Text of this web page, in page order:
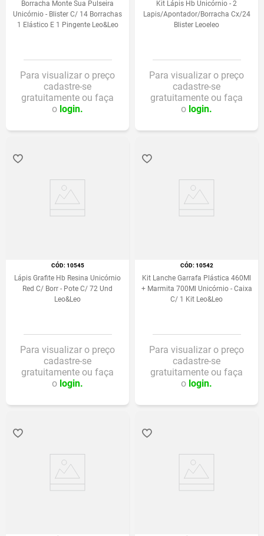
Borracha Monte Sua Pulseira
Unicórnio - Blister C/ 14 Borrachas
1 Elástico E 1 Pingente Leo&Leo
Para visualizar o preço
cadastre-se
gratuitamente ou faça
o login.
Kit Lápis Hb Unicórnio - 2
Lapis/Apontador/Borracha Cx/24
Blister Leoeleo
Para visualizar o preço
cadastre-se
gratuitamente ou faça
o login.
:10545
Lápis Grafite Hb Resina Unicórnio
Red C/ Borr - Pote C/ 72 Und
Leo&Leo
Para visualizar o preço
cadastre-se
gratuitamente ou faça
o login.
:10542
Kit Lanche Garrafa Plástica 460Ml
+ Marmita 700Ml Unicórnio - Caixa
C/ 1 Kit Leo&Leo
Para visualizar o preço
cadastre-se
gratuitamente ou faça
o login.